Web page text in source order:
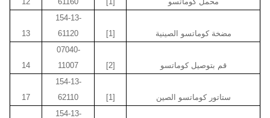
13
154-13-
61120
[1] مضخة كوماتسو الصينية
14
07040-
11007
[2] قم بتوصيل كوماتسو
17
154-13-
62110
[1] ستاتور كوماتسو الصين
154-13-